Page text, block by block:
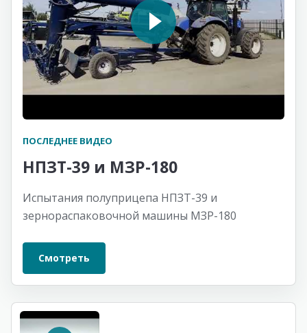
ПОСЛЕДНЕЕ ВИДЕО
НПЗТ-39 и МЗР-180
Испытания полуприцепа НПЗТ-39 и
зернораспаковочной машины МЗР-180
Смотреть